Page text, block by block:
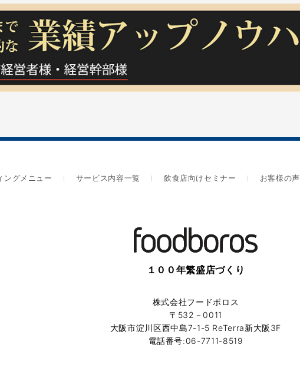
ングメニュー サービス内容一覧 飲食店向けセミナー お客様の声
１００年繁盛店づくり
株式会社フードボロス
〒532－0011
大阪市淀川区西中島7-1-5 ReTerra新大阪3F
電話番号:06-7711-8519